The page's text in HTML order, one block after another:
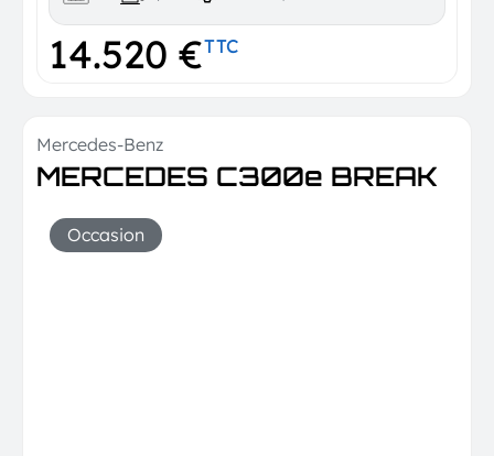
14.520 €TTC
Mercedes-Benz
MERCEDES C300e BREAK
Occasion
TVA déductible